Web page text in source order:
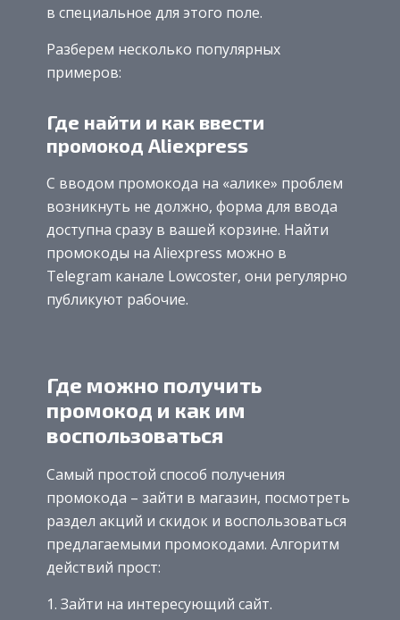
в специальное для этого поле.
Разберем несколько популярных
примеров:
Где найти и как ввести
промокод Aliexpress
С вводом промокода на «алике» проблем
возникнуть не должно, форма для ввода
доступна сразу в вашей корзине. Найти
промокоды на Aliexpress можно в
Telegram канале Lowcoster, они регулярно
публикуют рабочие.
Где можно получить
промокод и как им
воспользоваться
Самый простой способ получения
промокода – зайти в магазин, посмотреть
раздел акций и скидок и воспользоваться
предлагаемыми промокодами. Алгоритм
действий прост:
1. Зайти на интересующий сайт.